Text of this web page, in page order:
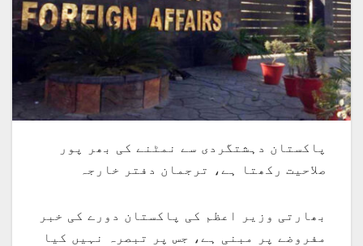
پاکستان دہشتگردی سے نمٹنے کی بھر پور
صلاحیت رکھتا ہے، ترجمان دفتر خارجہ
بھارتی وزیر اعظم کی پاکستان دورے کی خبر
مفروضے پر مبنی ہے، جس پر تبصرہ نہیں کیا